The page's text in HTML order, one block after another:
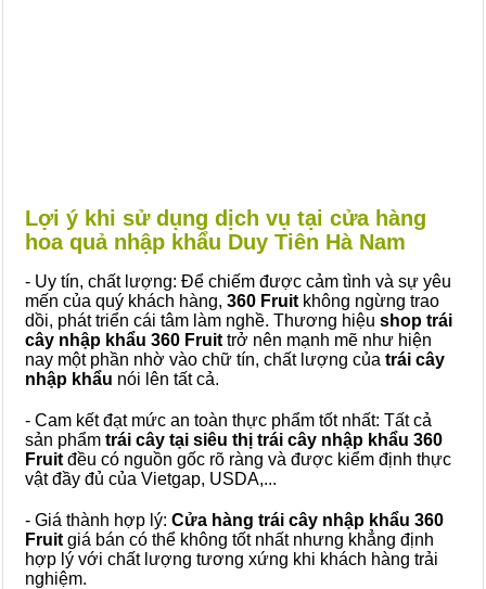
Lợi ý khi sử dụng dịch vụ tại cửa hàng
hoa quả nhập khẩu Duy Tiên Hà Nam
- Uy tín, chất lượng: Để chiếm được cảm tình và sự yêu
mến của quý khách hàng, 360 Fruit không ngừng trao
dồi, phát triển cái tâm làm nghề. Thương hiệu shop trái
cây nhập khẩu 360 Fruit trở nên mạnh mẽ như hiện
nay một phần nhờ vào chữ tín, chất lượng của trái cây
nhập khẩu nói lên tất cả.
- Cam kết đạt mức an toàn thực phẩm tốt nhất: Tất cả
sản phẩm trái cây tại siêu thị trái cây nhập khẩu 360
Fruit đều có nguồn gốc rõ ràng và được kiểm định thực
vật đầy đủ của Vietgap, USDA,...
- Giá thành hợp lý: Cửa hàng trái cây nhập khẩu 360
Fruit giá bán có thể không tốt nhất nhưng khẳng định
hợp lý với chất lượng tương xứng khi khách hàng trải
nghiệm.